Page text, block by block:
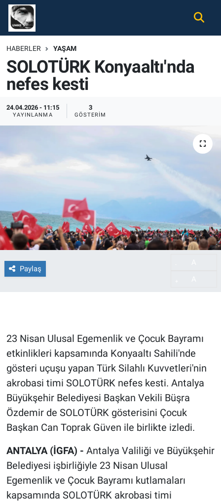
HABERLER YAŞAM
SOLOTÜRK Konyaaltı'nda
nefes kesti
24.04.2026 - 11:15
YAYINLANMA
3
GÖSTERIM
Paylaş
23 Nisan Ulusal Egemenlik ve Çocuk Bayramı
etkinlikleri kapsamında Konyaaltı Sahili'nde
gösteri uçuşu yapan Türk Silahlı Kuvvetleri'nin
akrobasi timi SOLOTÜRK nefes kesti. Antalya
Büyükşehir Belediyesi Başkan Vekili Büşra
Özdemir de SOLOTÜRK gösterisini Çocuk
Başkan Can Toprak Güven ile birlikte izledi.
ANTALYA (İGFA) - Antalya Valiliği ve Büyükşehir
Belediyesi işbirliğiyle 23 Nisan Ulusal
Egemenlik ve Çocuk Bayramı kutlamaları
kapsamında SOLOTÜRK akrobasi timi
Gündem
Ekonomi
Spor
Magazin
İletişim
Nöbetçi Eczaneler
Hava Durumu
Namaz Vakitleri
Trafik Durumu
Tüm Manşetler
Haber Arşivi